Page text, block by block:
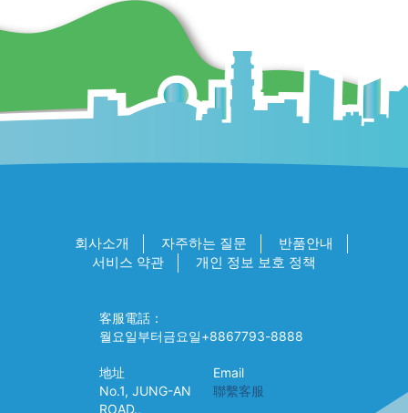
회사소개 자주하는 질문
반품안내
서비스 약관
개인 정보 보호 정책
客服電話：
월요일부터금요일+8867793-8888
地址
No.1, JUNG-AN
ROAD.,
Email
聯繫客服